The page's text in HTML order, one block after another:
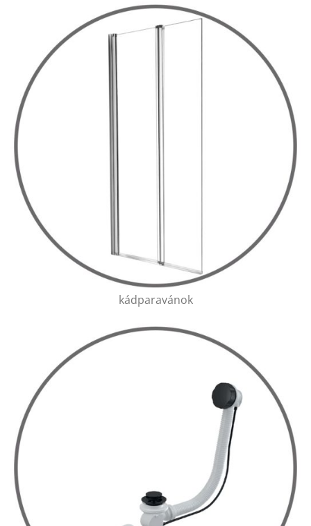
kádparavánok